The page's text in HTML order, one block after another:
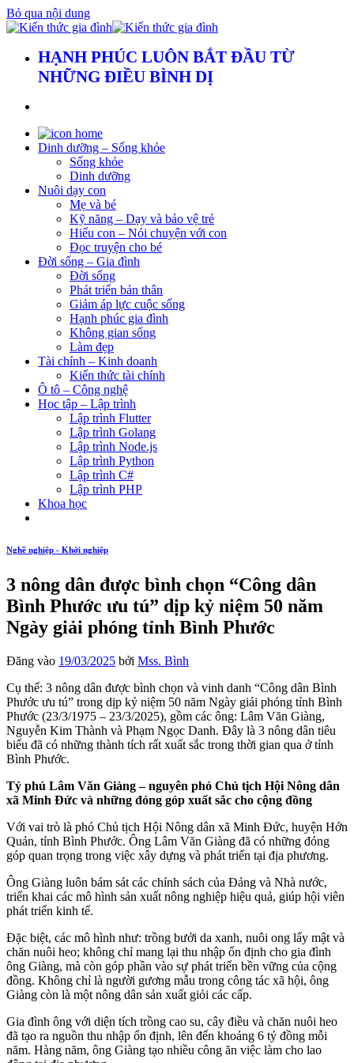
Bỏ qua nội dung
HẠNH PHÚC LUÔN BẮT ĐẦU TỪ
NHỮNG ĐIỀU BÌNH DỊ
Dinh dưỡng – Sống khỏe
Sống khỏe
Dinh dưỡng
Nuôi dạy con
Mẹ và bé
Kỹ năng – Dạy và bảo vệ trẻ
Hiểu con – Nói chuyện với con
Đọc truyện cho bé
Đời sống – Gia đình
Đời sống
Phát triển bản thân
Giảm áp lực cuộc sống
Hạnh phúc gia đình
Không gian sống
Làm đẹp
Tài chính – Kinh doanh
Kiến thức tài chính
Ô tô – Công nghệ
Học tập – Lập trình
Lập trình Flutter
Lập trình Golang
Lập trình Node.js
Lập trình Python
Lập trình C#
Lập trình PHP
Khoa học
Nghề nghiệp - Khởi nghiệp
3 nông dân được bình chọn “Công dân
Bình Phước ưu tú” dịp kỷ niệm 50 năm
Ngày giải phóng tỉnh Bình Phước
Đăng vào 19/03/2025 bởi Mss. Bình
Cụ thể: 3 nông dân được bình chọn và vinh danh “Công dân Bình
Phước ưu tú” trong dịp kỷ niệm 50 năm Ngày giải phóng tỉnh Bình
Phước (23/3/1975 – 23/3/2025), gồm các ông: Lâm Văn Giàng,
Nguyễn Kim Thành và Phạm Ngọc Danh. Đây là 3 nông dân tiêu
biểu đã có những thành tích rất xuất sắc trong thời gian qua ở tỉnh
Bình Phước.
Tỷ phú Lâm Văn Giàng – nguyên phó Chủ tịch Hội Nông dân
xã Minh Đức và những đóng góp xuất sắc cho cộng đồng
Với vai trò là phó Chủ tịch Hội Nông dân xã Minh Đức, huyện Hớn
Quản, tỉnh Bình Phước. Ông Lâm Văn Giàng đã có những đóng
góp quan trọng trong việc xây dựng và phát triển tại địa phương.
Ông Giàng luôn bám sát các chính sách của Đảng và Nhà nước,
triển khai các mô hình sản xuất nông nghiệp hiệu quả, giúp hội viên
phát triển kinh tế.
Đặc biệt, các mô hình như: trồng bưởi da xanh, nuôi ong lấy mật và
chăn nuôi heo; không chỉ mang lại thu nhập ổn định cho gia đình
ông Giàng, mà còn góp phần vào sự phát triển bền vững của cộng
đồng. Không chỉ là người gương mẫu trong công tác xã hội, ông
Giàng còn là một nông dân sản xuất giỏi các cấp.
Gia đình ông với diện tích trồng cao su, cây điều và chăn nuôi heo
đã tạo ra nguồn thu nhập ổn định, lên đến khoảng 6 tỷ đồng mỗi
năm. Hàng năm, ông Giàng tạo nhiều công ăn việc làm cho lao